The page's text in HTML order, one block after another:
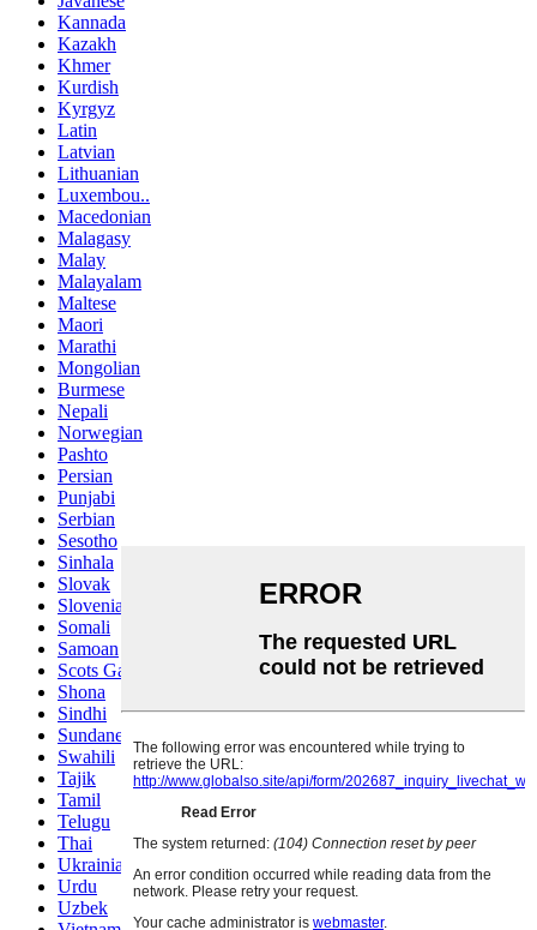
Kannada
Kazakh
Khmer
Kurdish
Kyrgyz
Latin
Latvian
Lithuanian
Luxembou..
Macedonian
Malagasy
Malay
Malayalam
Maltese
Maori
Marathi
Mongolian
Burmese
Nepali
Norwegian
Pashto
Persian
Punjabi
Serbian
Sesotho
Sinhala
Slovak
Slovenian
Somali
Samoan
Scots Gaelic
Shona
Sindhi
Sundanese
Swahili
Tajik
Tamil
Telugu
Thai
Ukrainian
Urdu
Uzbek